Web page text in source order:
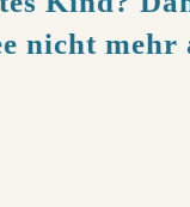
nicht mehr